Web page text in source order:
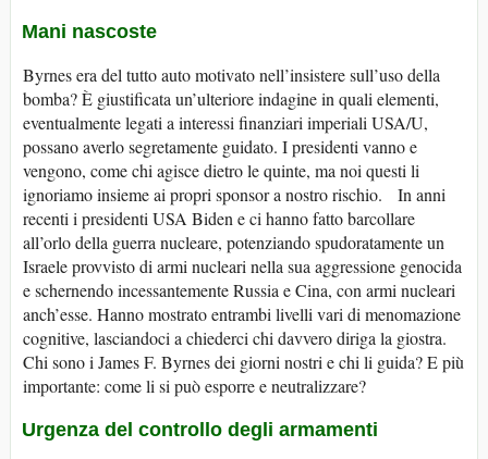
Mani nascoste
Byrnes era del tutto auto motivato nell’insistere sull’uso della
bomba? È giustificata un’ulteriore indagine in quali elementi,
eventualmente legati a interessi finanziari imperiali USA/U,
possano averlo segretamente guidato. I presidenti vanno e
vengono, come chi agisce dietro le quinte, ma noi questi li
ignoriamo insieme ai propri sponsor a nostro rischio. In anni
recenti i presidenti USA Biden e ci hanno fatto barcollare
all’orlo della guerra nucleare, potenziando spudoratamente un
Israele provvisto di armi nucleari nella sua aggressione genocida
e schernendo incessantemente Russia e Cina, con armi nucleari
anch’esse. Hanno mostrato entrambi livelli vari di menomazione
cognitive, lasciandoci a chiederci chi davvero diriga la giostra.
Chi sono i James F. Byrnes dei giorni nostri e chi li guida? E più
importante: come li si può esporre e neutralizzare?
Urgenza del controllo degli armamenti